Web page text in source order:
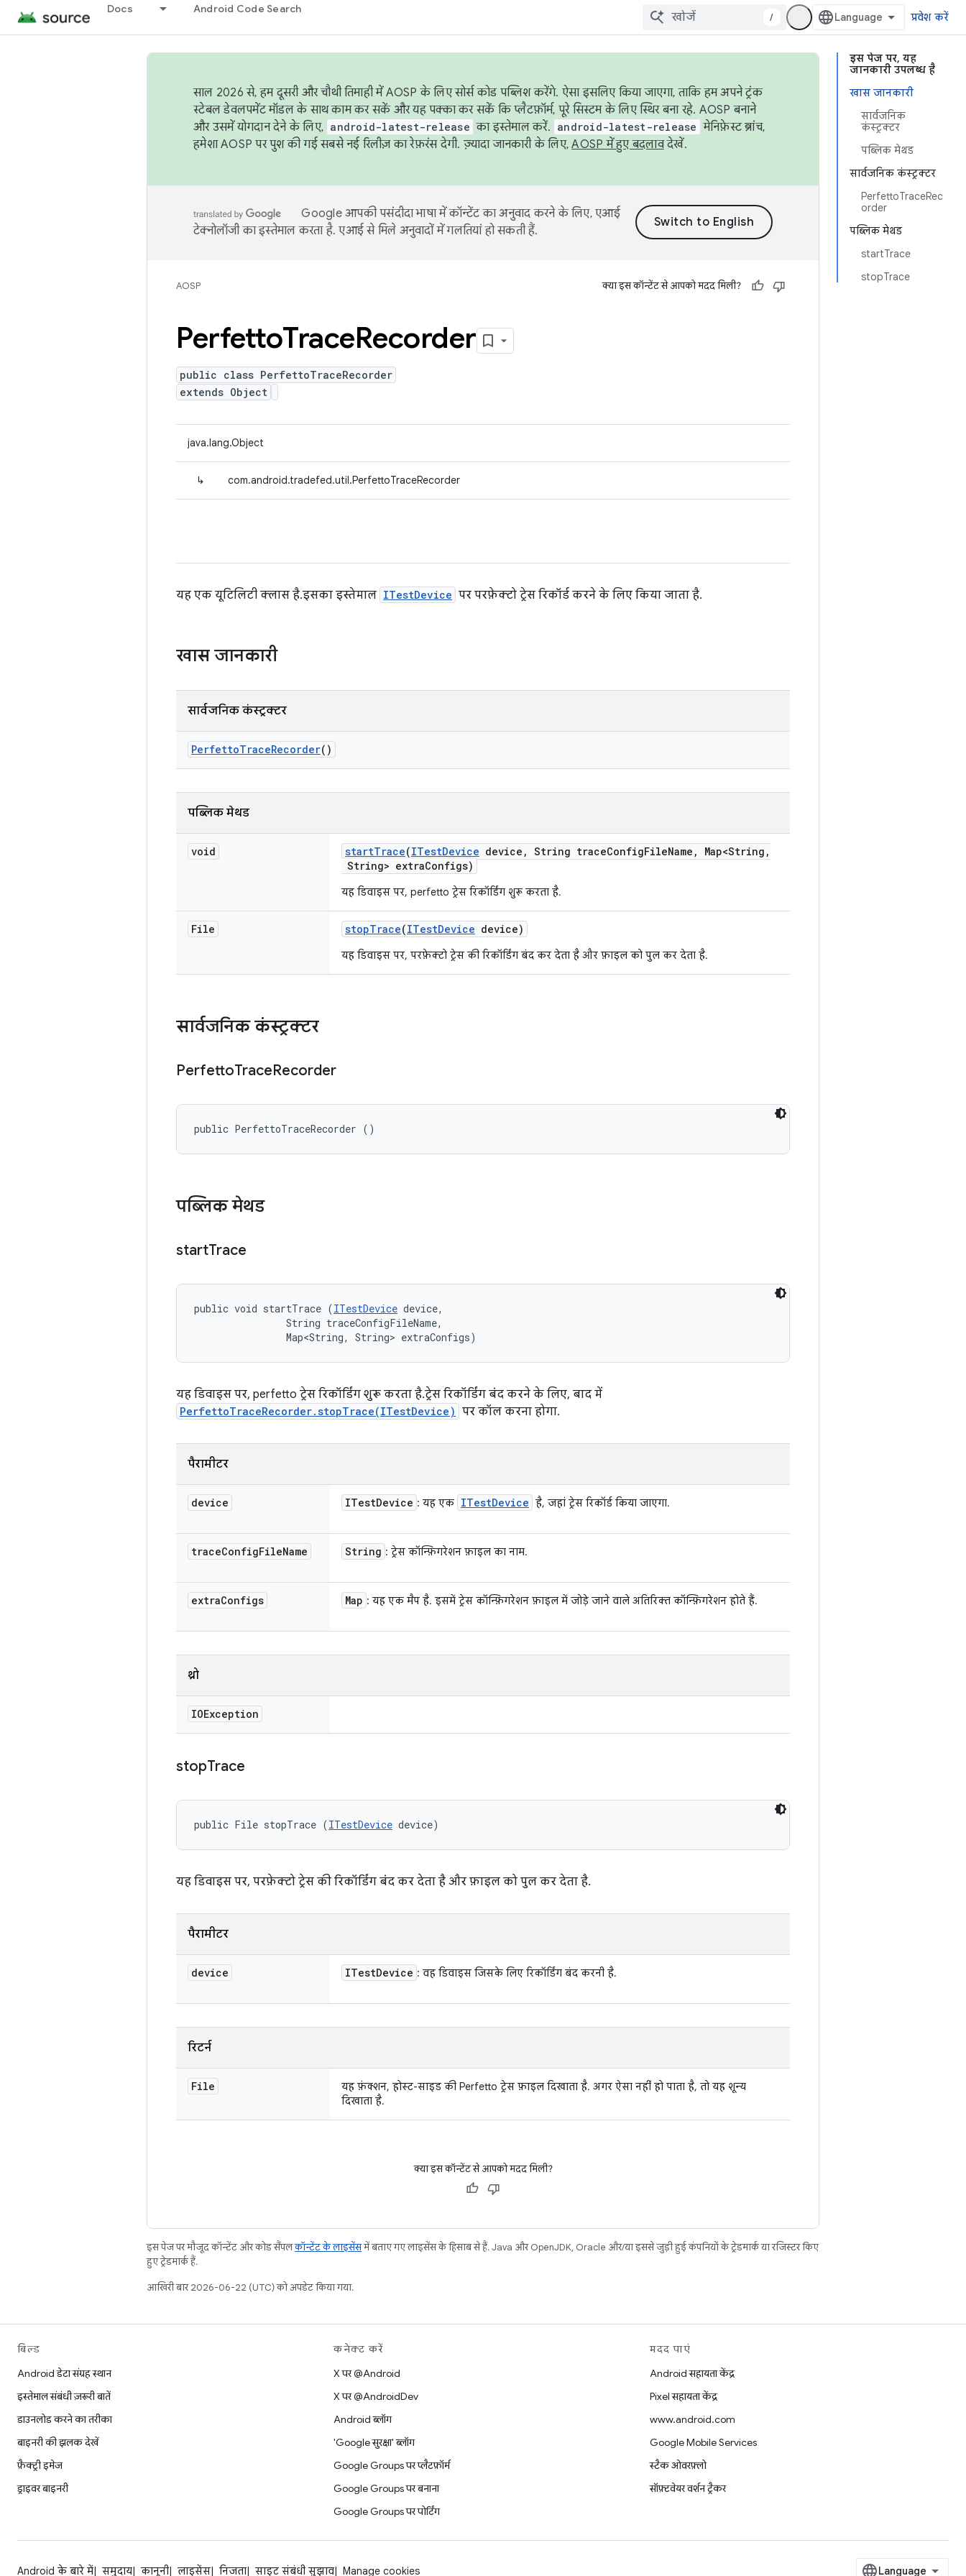
Docs Android Code Search
/ प्रवेश करें
इस पेज पर, यह
जानकारी उपलब्ध है
खास जानकारी
सार्वजनिक
कंस्ट्रक्टर
पब्लिक मेथड
सार्वजनिक कंस्ट्रक्टर
PerfettoTraceRec
order
पब्लिक मेथड
startTrace
stopTrace
साल 2026 से, हम दूसरी और चौथी तिमाही में AOSP के लिए सोर्स कोड पब्लिश करेंगे. ऐसा इसलिए किया जाएगा, ताकि हम अपने ट्रंक
स्टेबल डेवलपमेंट मॉडल के साथ काम कर सकें और यह पक्का कर सकें कि प्लैटफ़ॉर्म, पूरे सिस्टम के लिए स्थिर बना रहे. AOSP बनाने
और उसमें योगदान देने के लिए, android-latest-release का इस्तेमाल करें. android-latest-release मेनिफ़ेस्ट ब्रांच,
हमेशा AOSP पर पुश की गई सबसे नई रिलीज़ का रेफ़रंस देगी. ज़्यादा जानकारी के लिए,AOSP में हुए बदलावदेखें.
Google आपकी पसंदीदा भाषा में कॉन्टेंट का अनुवाद करने के लिए, एआई
टेक्नोलॉजी का इस्तेमाल करता है. एआई से मिले अनुवादों में गलतियां हो सकती हैं.
AOSP क्या इस कॉन्टेंट से आपको मदद मिली?
PerfettoTraceRecorder
public class PerfettoTraceRecorder
extends Object
java.lang.Object
↳ com.android.tradefed.util.PerfettoTraceRecorder
यह एक यूटिलिटी क्लास है. इसका इस्तेमाल ITestDevice पर परफ़ेक्टो ट्रेस रिकॉर्ड करने के लिए किया जाता है.
खास जानकारी
सार्वजनिक कंस्ट्रक्टर
PerfettoTraceRecorder()
पब्लिक मेथड
void startTrace(ITestDevice device , String traceConfigFileName , Map<String ,
String> extraConfigs)
यह डिवाइस पर, perfetto ट्रेस रिकॉर्डिंग शुरू करता है.
File stopTrace(ITestDevice device)
यह डिवाइस पर, परफ़ेक्टो ट्रेस की रिकॉर्डिंग बंद कर देता है और फ़ाइल को पुल कर देता है.
सार्वजनिक कंस्ट्रक्टर
PerfettoTraceRecorder
public PerfettoTraceRecorder ()
पब्लिक मेथड
startTrace
public void startTrace (ITestDevice device,
                String traceConfigFileName,
                Map<String, String> extraConfigs)
यह डिवाइस पर, perfetto ट्रेस रिकॉर्डिंग शुरू करता है. ट्रेस रिकॉर्डिंग बंद करने के लिए, बाद में
PerfettoTraceRecorder.stopTrace(ITestDevice) पर कॉल करना होगा.
पैरामीटर
device ITestDevice : यह एक ITestDevice है, जहां ट्रेस रिकॉर्ड किया जाएगा.
traceConfigFileName String : ट्रेस कॉन्फ़िगरेशन फ़ाइल का नाम.
extraConfigs Map : यह एक मैप है. इसमें ट्रेस कॉन्फ़िगरेशन फ़ाइल में जोड़े जाने वाले अतिरिक्त कॉन्फ़िगरेशन होते हैं.
थ्रो
IOException
stopTrace
public File stopTrace (ITestDevice device)
यह डिवाइस पर, परफ़ेक्टो ट्रेस की रिकॉर्डिंग बंद कर देता है और फ़ाइल को पुल कर देता है.
पैरामीटर
device ITestDevice : वह डिवाइस जिसके लिए रिकॉर्डिंग बंद करनी है.
रिटर्न
File
यह फ़ंक्शन, होस्ट-साइड की Perfetto ट्रेस फ़ाइल दिखाता है. अगर ऐसा नहीं हो पाता है, तो यह शून्य
दिखाता है.
क्या इस कॉन्टेंट से आपको मदद मिली?
इस पेज पर मौजूद कॉन्टेंट और कोड सैंपलकॉन्टेंट के लाइसेंसमें बताए गए लाइसेंस के हिसाब से हैं. Java और OpenJDK, Oracle और/या इससे जुड़ी हुई कंपनियों के ट्रेडमार्क या रजिस्टर किए
हुए ट्रेडमार्क हैं.
आखिरी बार 2026-06-22 (UTC) को अपडेट किया गया.
बिल्ड
Android डेटा संग्रह स्थान
इस्तेमाल संबंधी ज़रूरी बातें
डाउनलोड करने का तरीका
बाइनरी की झलक देखें
फ़ैक्ट्री इमेज
ड्राइवर बाइनरी
कनेक्ट करें
X पर @Android
X पर @AndroidDev
Android ब्लॉग
'Google सुरक्षा' ब्लॉग
Google Groups पर प्लैटफ़ॉर्म
Google Groups पर बनाना
Google Groups पर पोर्टिंग
मदद पाएं
Android सहायता केंद्र
Pixel सहायता केंद्र
www.android.com
Google Mobile Services
स्टैक ओवरफ़्लो
सॉफ़्टवेयर वर्शन ट्रैकर
Android के बारे में समुदाय कानूनी लाइसेंस निजता साइट संबंधी सुझाव Manage cookies